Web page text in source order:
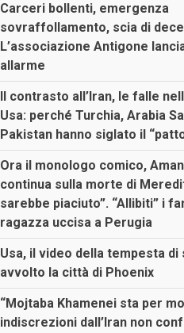
Carceri bollenti, emergenza
sovraffollamento, scia di
L’associazione Antigone
allarme
Il contrasto all’Iran, le falle
Usa: perché Turchia, Arabia
Pakistan hanno siglato il
Ora il monologo comico,
continua sulla morte di
sarebbe piaciuto”. “Allibiti” i
ragazza uccisa a Perugia
Usa, il video della tempesta di
avvolto la città di Phoenix
“Mojtaba Khamenei sta per
indiscrezioni dall’Iran non